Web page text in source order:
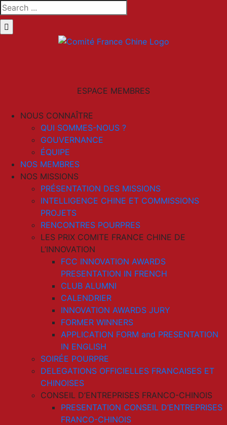
Skip
to
content
Search
for:
ESPACE MEMBRES
NOUS CONNAÎTRE
QUI SOMMES-NOUS ?
GOUVERNANCE
ÉQUIPE
NOS MEMBRES
NOS MISSIONS
PRÉSENTATION DES MISSIONS
INTELLIGENCE CHINE ET COMMISSIONS
PROJETS
RENCONTRES POURPRES
LES PRIX COMITE FRANCE CHINE DE
L’INNOVATION
FCC INNOVATION AWARDS
PRESENTATION IN FRENCH
CLUB ALUMNI
CALENDRIER
INNOVATION AWARDS JURY
FORMER WINNERS
APPLICATION FORM and PRESENTATION
IN ENGLISH
SOIRÉE POURPRE
DELEGATIONS OFFICIELLES FRANCAISES ET
CHINOISES
CONSEIL D’ENTREPRISES FRANCO-CHINOIS
PRESENTATION CONSEIL D’ENTREPRISES
FRANCO-CHINOIS